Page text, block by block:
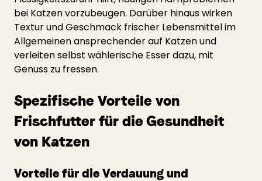
bei Katzen vorzubeugen. Darüber hinaus wirken
Textur und Geschmack frischer Lebensmittel im
Allgemeinen ansprechender auf Katzen und
verleiten selbst wählerische Esser dazu, mit
Genuss zu fressen.
Spezifische Vorteile von
Frischfutter für die Gesundheit
von Katzen
Vorteile für die Verdauung und